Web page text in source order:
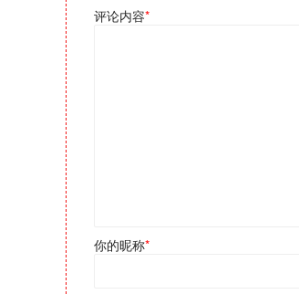
评论内容*
你的昵称*